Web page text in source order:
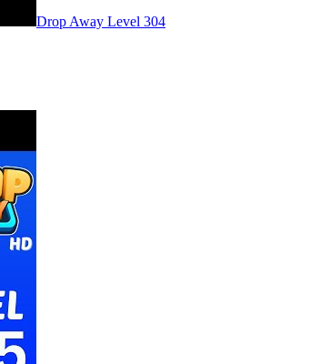
Level 304